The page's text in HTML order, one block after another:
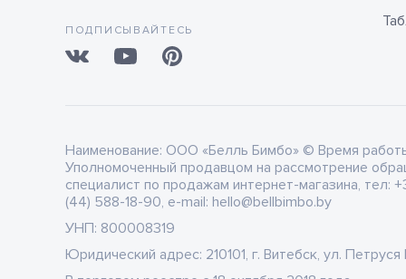
ПОДПИСЫВАЙТЕСЬ
Наименование: ООО «Белль Бимбо» © Время
Уполномоченный продавцом на рассмотрение
специалист по продажам интернет-магазина, тел:
(44) 588-18-90, e-mail: hello@bellbimbo.by
УНП: 800008319
Юридический адрес: 210101, г. Витебск, ул.